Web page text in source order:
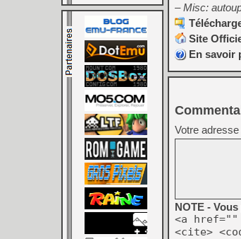
– Misc:
Site
En savoir
Votre
NOTE -
<a
<cite>